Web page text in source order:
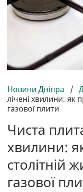
Новини Дніпра /
лічені хвилини: як
газової плити
Чиста
хвилини:
столітній
газової